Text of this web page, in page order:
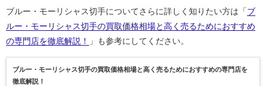
ブルー・モーリシャス切手についてさらに詳しく知りたい方は「 ブ
ルー・モーリシャス切手の買取価格相場と高く売るためにおすすめ
の専門店を徹底解説！
」も参考にしてください。
ブルー・モーリシャス切手の買取価格相場と高く売るためにおすすめの専門店を
徹底解説！